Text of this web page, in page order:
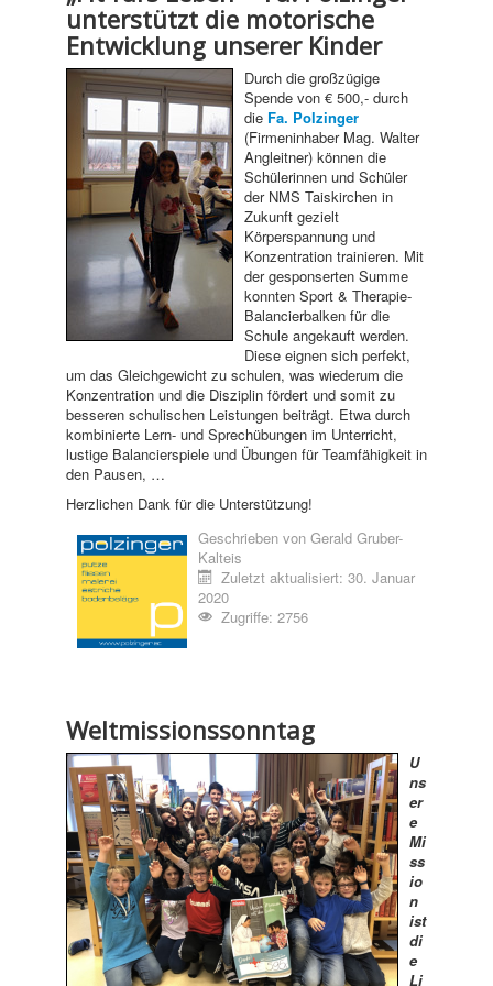
unterstützt die motorische
Entwicklung unserer Kinder
Durch die großzügige
Spende von € 500,- durch
die Fa. Polzinger
(Firmeninhaber Mag. Walter
Angleitner) können die
Schülerinnen und Schüler
der NMS Taiskirchen in
Zukunft gezielt
Körperspannung und
Konzentration trainieren. Mit
der gesponserten Summe
konnten Sport & Therapie-
Balancierbalken für die
Schule angekauft werden.
Diese eignen sich perfekt,
um das Gleichgewicht zu schulen, was wiederum die
Konzentration und die Disziplin fördert und somit zu
besseren schulischen Leistungen beiträgt. Etwa durch
kombinierte Lern- und Sprechübungen im Unterricht,
lustige Balancierspiele und Übungen für Teamfähigkeit in
den Pausen, …
Herzlichen Dank für die Unterstützung!
Geschrieben von Gerald Gruber-
Kalteis
Zuletzt aktualisiert: 30. Januar
2020
Zugriffe: 2756
Weltmissionssonntag
U
ns
er
e
Mi
ss
io
n
ist
di
e
Li